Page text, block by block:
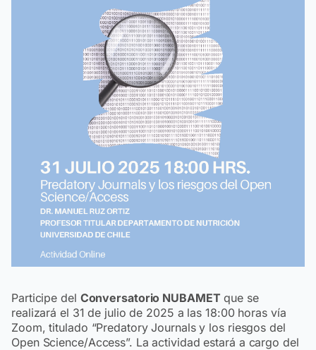
Participe del Conversatorio NUBAMET que se
realizará el 31 de julio de 2025 a las 18:00 horas vía
Zoom, titulado “Predatory Journals y los riesgos del
Open Science/Access”. La actividad estará a cargo del